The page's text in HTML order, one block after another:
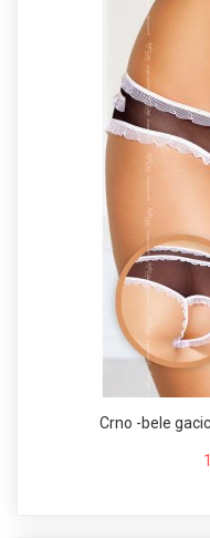
Crno -bele